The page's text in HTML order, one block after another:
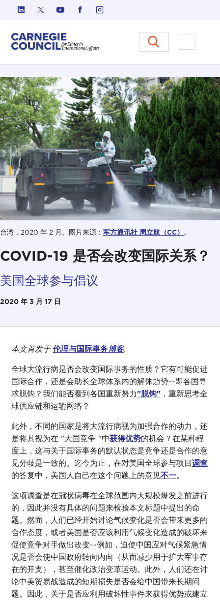
跳至内容
Carnegie Council 国际事务中的
打开菜单
台湾，2020 年 2 月。图片来源： 军方通讯社 周立航（CC） 。
COVID-19 是否会改变国际关系？
美国全球参与倡议
2020 年 3 月 17 日
本文首发于 伦理与国际事务博客.
全球大流行病是否会改变国际事务的性质？它有可能促进
国际合作，还是会助长全球体系内的解体趋势--即各国寻
求脱钩？我们能否看到各国重新努力"脱钩"，重新思考全
球供应链和运输网络？
此外，不同的国家是将大流行病视为加强合作的动力，还
是将其视为在 "大国竞争 "中获得优势的机会？在某种程
度上，这与关于国际事务的默认状态是竞争还是合作的意
见分歧是一致的。迄今为止，在对美国全球参与项目 调查
的答复中，美国人自己在这个问题上的意见不一。
这项调查是在冠状病毒在全球范围内大规模爆发之前进行
的，因此并没有具体的问题来检验本文标题中提出的命
题。然而，人们已经开始讨论气候变化是否会带来更多的
合作态度，或者美国是否应该利用气候变化造成的破坏来
促使竞争对手做出改变--例如，迫使中国应对气候紧急情
况是否会使中国政府转向内向（从而减少用于扩大军事存
在的开支），甚至催化政治变革运动。此外，人们还在讨
论中美贸易战造成的短期损失是否会给中国带来长期问
题。因此，关于是否应利用破坏性事件来获得优势或建立